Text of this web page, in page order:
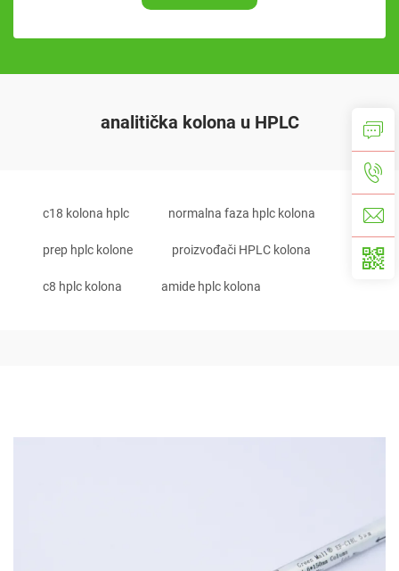
analitička kolona u HPLC
c18 kolona hplc normalna faza hplc kolona
prep hplc kolone proizvođači HPLC kolona
c8 hplc kolona amide hplc kolona